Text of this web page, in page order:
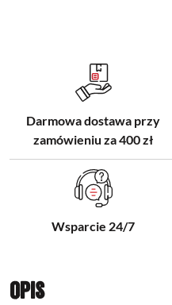
Darmowa dostawa przy
zamówieniu za 400 zł
Wsparcie 24/7
Opis